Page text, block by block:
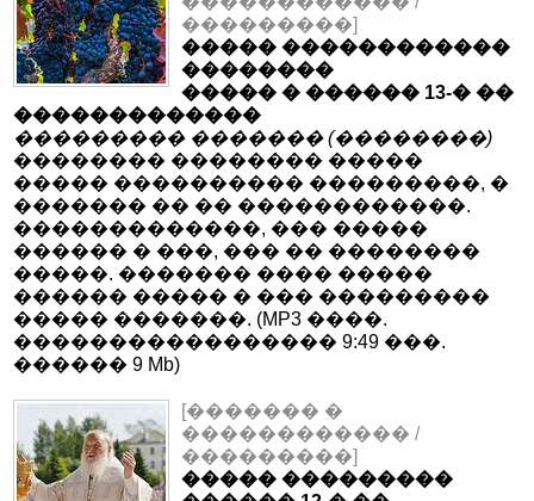
���������]
����� ������������
��������
����� � ������ 13-� ��
�������������
��������� ������� (��������)
�������� �������� �����
����� ���������� ���������, �
������� �� �� ������������.
�������������, ��� �����
������ � ���, ��� �� ��������
�����. ������� ���� �����
������ ����� � ��� ���������
����� �������. (MP3 ����.
����������������� 9:49 ���.
������ 9 Mb)
[������� �
������������ /
���������]
����� ���������